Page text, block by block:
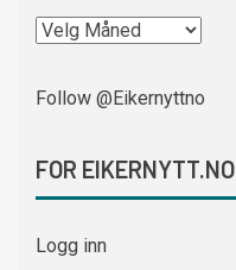
Follow @Eikernyttno
FOR EIKERNYTT.NO
Logg inn